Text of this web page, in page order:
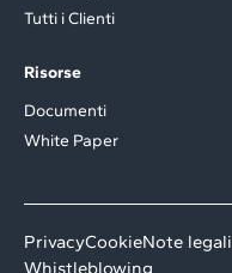
Tutti i Clienti
Risorse
Documenti
White Paper
PrivacyCookieNote legali
Whistleblowing